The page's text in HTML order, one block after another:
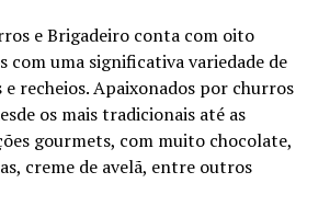
e Brigadeiro conta com oito
com uma significativa variedade de
recheios. Apaixonados por churros
os mais tradicionais até as
gourmets, com muito chocolate,
creme de avelã, entre outros